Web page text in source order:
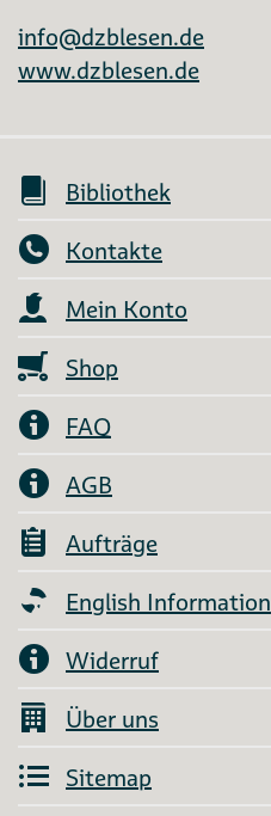
info@dzblesen.de
www.dzblesen.de
Bibliothek
Kontakte
Mein Konto
Shop
FAQ
AGB
Aufträge
English Information
Widerruf
Über uns
Sitemap